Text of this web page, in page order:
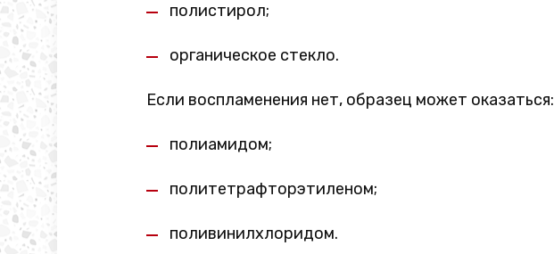
полистирол;
органическое стекло.
Если воспламенения нет, образец может оказаться:
полиамидом;
политетрафторэтиленом;
поливинилхлоридом.